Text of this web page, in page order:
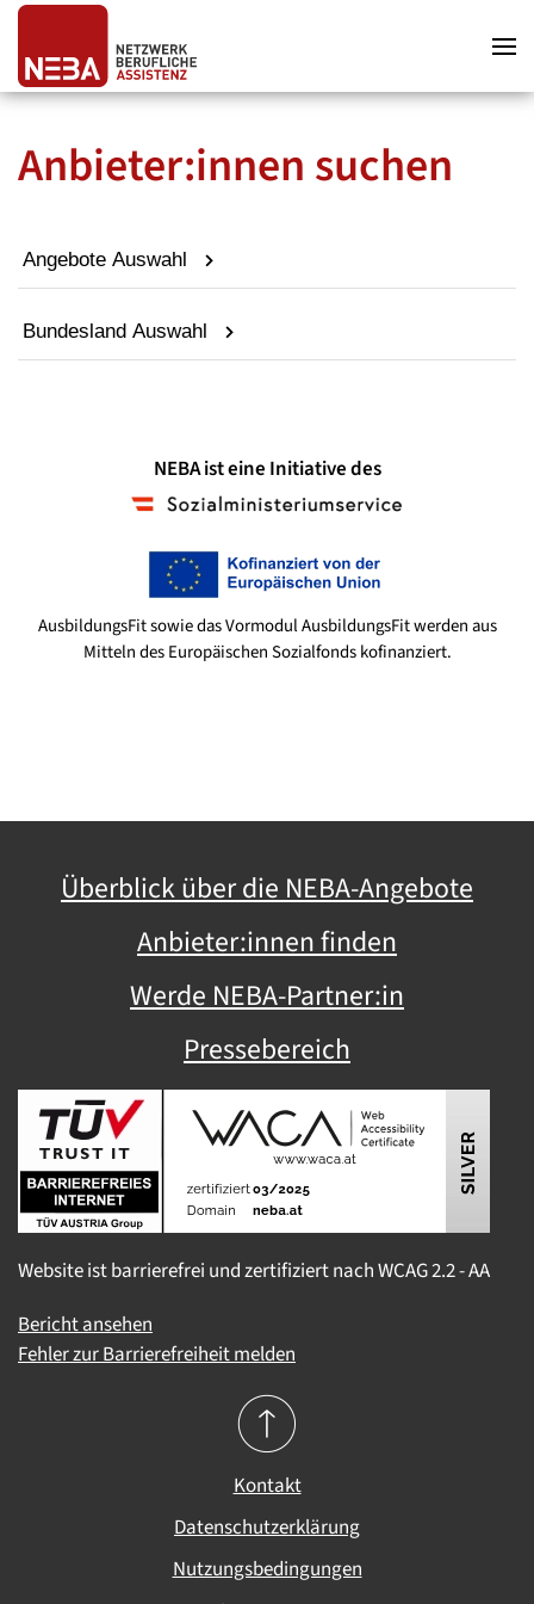
Zum Hauptinhalt springen
Zum Hauptmenü springen
Zum Footer springen
Anbieter:innen suchen
Angebote Auswahl
Bundesland Auswahl
NEBA ist eine Initiative des
AusbildungsFit sowie das Vormodul AusbildungsFit werden aus
Mitteln des Europäischen Sozialfonds kofinanziert.
Überblick über die NEBA-Angebote
Anbieter:innen finden
Werde NEBA-Partner:in
Pressebereich
Website ist barrierefrei und zertifiziert nach WCAG 2.2 - AA
Bericht ansehen
Fehler zur Barrierefreiheit melden
Kontakt
Datenschutzerklärung
Nutzungsbedingungen